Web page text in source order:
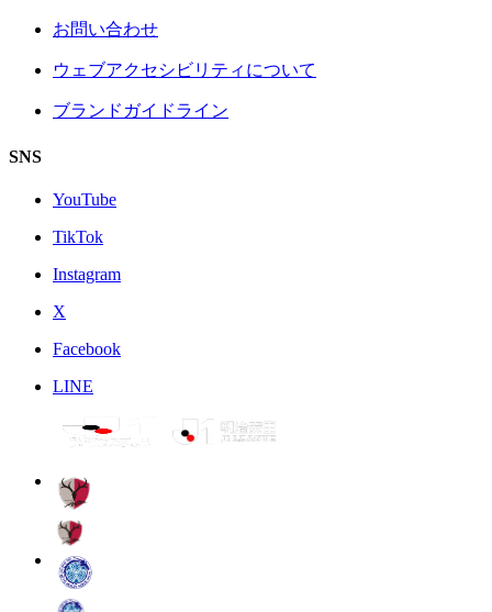
お問い合わせ
ウェブアクセシビリティについて
ブランドガイドライン
SNS
YouTube
TikTok
Instagram
X
Facebook
LINE